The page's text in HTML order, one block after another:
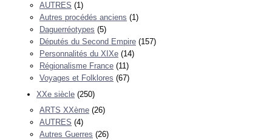
AUTRES (1)
Autres procédés anciens (1)
Daguerréotypes (5)
Députés du Second Empire (157)
Personnalités du XIXe (14)
Régionalisme France (11)
Voyages et Folklores (67)
XXe siècle (250)
ARTS XXème (26)
AUTRES (4)
Autres Guerres (26)